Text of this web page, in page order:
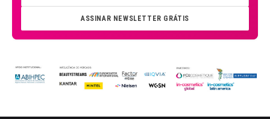
ASSINAR NEWSLETTER GRÁTIS